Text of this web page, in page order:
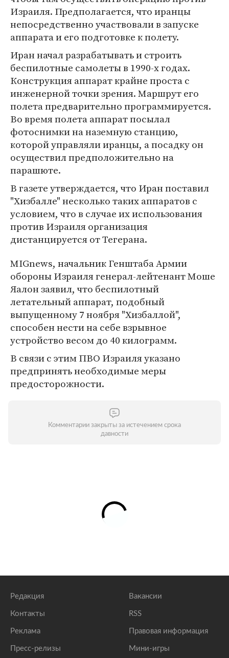
Израиля. Предполагается, что иранцы
непосредственно участвовали в запуске
аппарата и его подготовке к полету.
Иран начал разрабатывать и строить
беспилотные самолеты в 1990-х годах.
Конструкция аппарат крайне проста с
инженерной точки зрения. Маршрут его
полета предварительно программируется.
Во время полета аппарат посылал
фотоснимки на наземную станцию,
которой управляли иранцы, а посадку он
осуществил предположительно на
парашюте.
В газете утверждается, что Иран поставил
"Хизбалле" несколько таких аппаратов с
условием, что в случае их использования
против Израиля организация
дистанцируется от Тегерана.
MIGnews, начальник Генштаба Армии
обороны Израиля генерал-лейтенант Моше
Яалон заявил, что беспилотный
летательный аппарат, подобный
выпущенному 7 ноября "Хизбаллой",
способен нести на себе взрывное
устройство весом до 40 килограмм.
В связи с этим ПВО Израиля указано
предпринять необходимые меры
предосторожности.
Комментарии закрыты за истечением срока
давности
Редакция
Контакты
Реклама
Пресс-релизы
Вакансии
RSS
Правовая информация
Мини-игры